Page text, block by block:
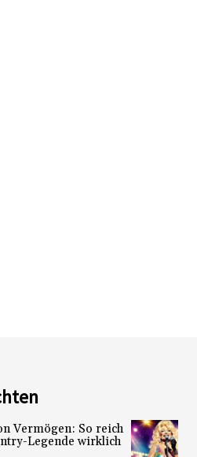
Vermögen: So reich
Legende wirklich